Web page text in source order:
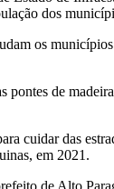
dos
os
de
cuidar das
em 2021.